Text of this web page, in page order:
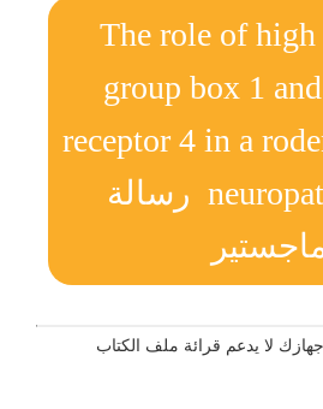
The role of
group box 1
receptor 4 in a
neuropathic pain رسالة
جهازك لا يدعم قرائة ملف الكتاب